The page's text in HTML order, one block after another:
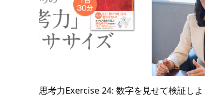
思考力Exercise 24: 数字を見せて検証しよ